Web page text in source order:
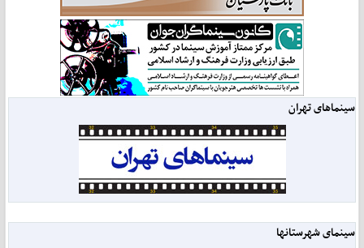
سینماهای تهران
سینمای شهرستانها